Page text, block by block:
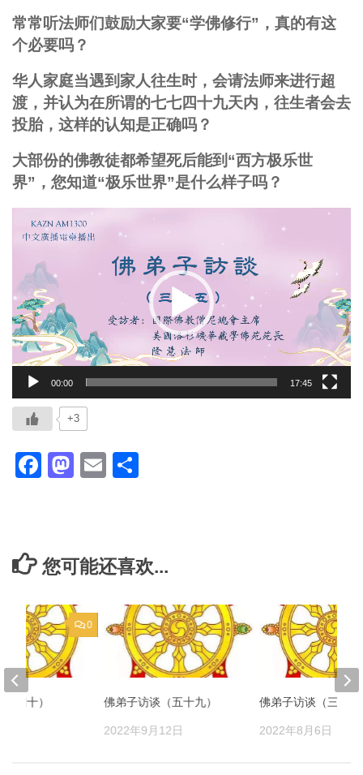
常常听法师们鼓励大家要“学佛修行”，真的有这
个必要吗？
华人家庭当遇到家人往生时，会请法师来进行超
渡，并认为在所谓的七七四十九天内，往生者会去
投胎，这样的认知是正确吗？
大部份的佛教徒都希望死后能到“西方极乐世
界”，您知道“极乐世界”是什么样子吗？
频
放
器
00:00 17:45
+3
Facebook
Mastodon
Email
您可能还喜欢...
佛弟子访谈（五十九）
2022年9月12日
佛弟子访谈（三十
2022年8月6日
0
四十）